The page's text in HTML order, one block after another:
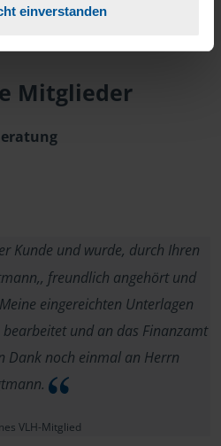
einverstanden
Mitglieder
Kunde und wurde, durch Ihren
freundlich angehört und
eingereichten Unterlagen
und an das Finanzamt
Dank noch einmal an Herrn
VLH-Mitglied